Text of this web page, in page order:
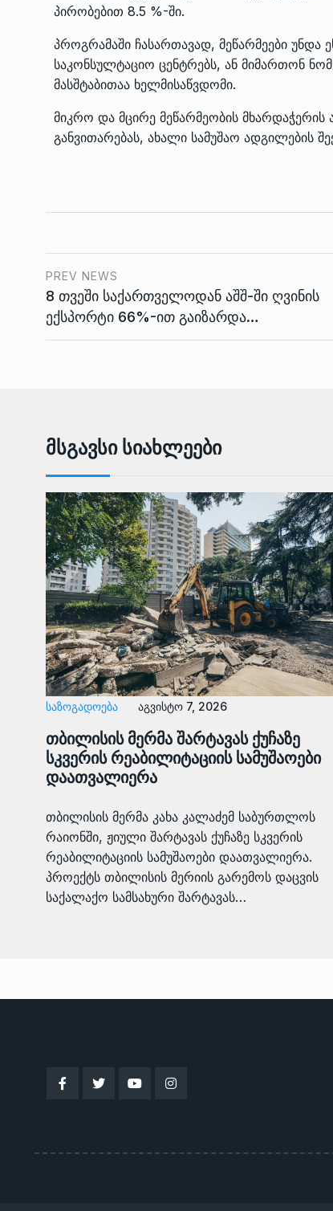
პირობებით 8.5 %-ში.
პროგრამაში ჩასართავად, მეწარმეები უნდა
საკონსულტაციო ცენტრებს, ან მიმართონ
მასშტაბითაა ხელმისაწვდომი.
მიკრო და მცირე მეწარმეობის
განვითარებას, ახალი სამუშაო ადგილების
PREV NEWS
8 თვეში საქართველოდან აშშ-ში ღვინის
ექსპორტი 66%-ით გაიზარდა…
Მსგავსი Სიახლეები
ᲡᲐᲖᲝᲒᲐᲓᲝᲔᲑᲐ აგვისტო 7, 2026
თბილისის მერმა შარტავას ქუჩაზე
სკვერის რეაბილიტაციის სამუშაოები
დაათვალიერა
თბილისის მერმა კახა კალაძემ საბურთლოს
რაიონში, ჟიული შარტავას ქუჩაზე სკვერის
რეაბილიტაციის სამუშაოები დაათვალიერა.
პროექტს თბილისის მერიის გარემოს დაცვის
საქალაქო სამსახური შარტავას…